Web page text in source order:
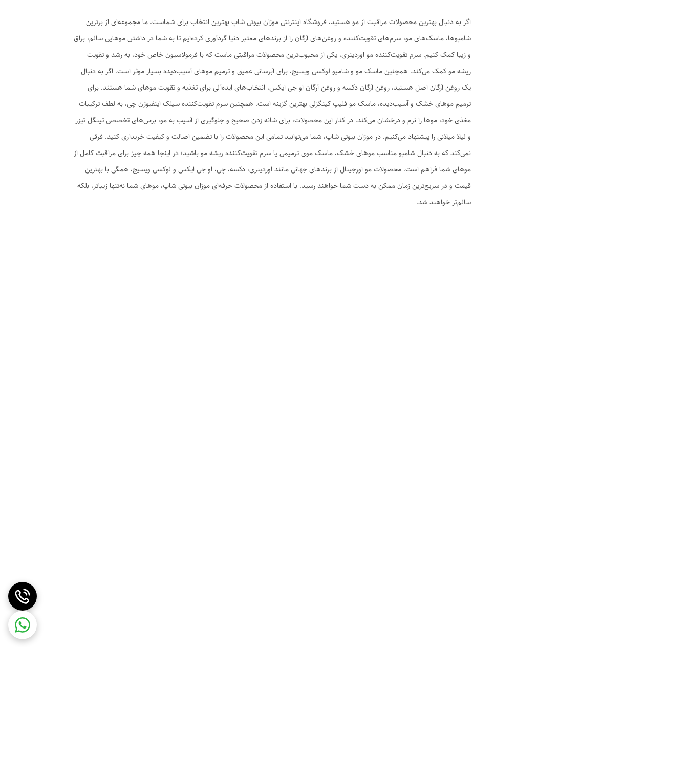
اگر به دنبال بهترین محصولات مراقبت از مو هستید، فروشگاه اینترنتی موژان بیوتی شاپ بهترین انتخاب برای شماست. ما مجموعه‌ای از برترین
شامپوها، ماسک‌های مو، سرم‌های تقویت‌کننده و روغن‌های آرگان را از برندهای معتبر دنیا گردآوری کرده‌ایم تا به شما در داشتن موهایی سالم، براق
و زیبا کمک کنیم. سرم تقویت‌کننده مو اوردینری، یکی از محبوب‌ترین محصولات مراقبتی ماست که با فرمولاسیون خاص خود، به رشد و تقویت
ریشه مو کمک می‌کند. همچنین ماسک مو و شامپو لوکسی ویسیج، برای آبرسانی عمیق و ترمیم موهای آسیب‌دیده بسیار موثر است. اگر به دنبال
یک روغن آرگان اصل هستید، روغن آرگان دکسه و روغن آرگان او جی ایکس، انتخاب‌های ایده‌آلی برای تغذیه و تقویت موهای شما هستند. برای
ترمیم موهای خشک و آسیب‌دیده، ماسک مو فلیپ کینگزلی بهترین گزینه است. همچنین سرم تقویت‌کننده سیلک اینفیوژن چی، به لطف ترکیبات
مغذی خود، موها را نرم و درخشان می‌کند. در کنار این محصولات، برای شانه زدن صحیح و جلوگیری از آسیب به مو، برس‌های تخصصی تینگل تیزر
و لیلا میلانی را پیشنهاد می‌کنیم. در موژان بیوتی شاپ، شما می‌توانید تمامی این محصولات را با تضمین اصالت و کیفیت خریداری کنید. فرقی
نمی‌کند که به دنبال شامپو مناسب موهای خشک، ماسک موی ترمیمی یا سرم تقویت‌کننده ریشه مو باشید؛ در اینجا همه چیز برای مراقبت کامل از
موهای شما فراهم است. محصولات مو اورجینال از برندهای جهانی مانند اوردینری، دکسه، چی، او جی ایکس و لوکسی ویسیج، همگی با بهترین
قیمت و در سریع‌ترین زمان ممکن به دست شما خواهند رسید. با استفاده از محصولات حرفه‌ای موژان بیوتی شاپ، موهای شما نه‌تنها زیباتر، بلکه
سالم‌تر خواهند شد.